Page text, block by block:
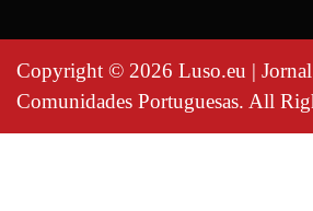
Copyright © 2026 Luso.eu |
Comunidades Portuguesas. All